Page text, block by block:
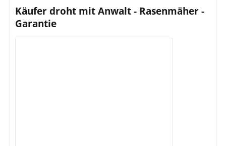
Käufer droht mit Anwalt - Rasenmäher -
Garantie